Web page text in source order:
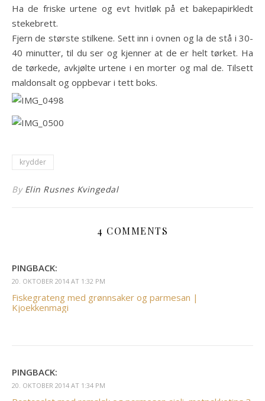
Ha de friske urtene og evt hvitløk på et bakepapirkledt
stekebrett.
Fjern de største stilkene. Sett inn i ovnen og la de stå i 30-
40 minutter, til du ser og kjenner at de er helt tørket. Ha
de tørkede, avkjølte urtene i en morter og mal de. Tilsett
maldonsalt og oppbevar i tett boks.
krydder
By Elin Rusnes Kvingedal
4 COMMENTS
PINGBACK:
20. OKTOBER 2014 AT 1:32 PM
Fiskegrateng med grønnsaker og parmesan |
Kjoekkenmagi
PINGBACK:
20. OKTOBER 2014 AT 1:34 PM